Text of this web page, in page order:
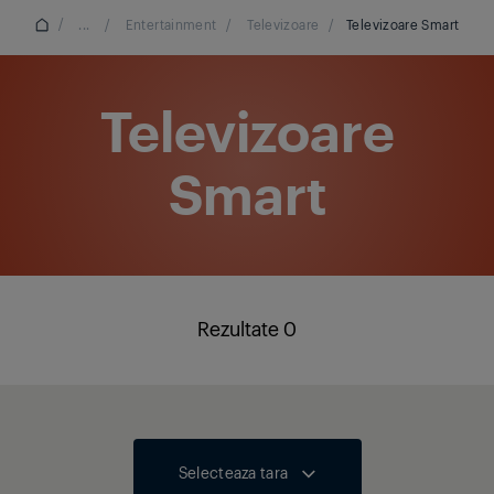
/ ... / Entertainment / Televizoare / Televizoare Smart
Televizoare
Smart
Rezultate 0
Selecteaza tara